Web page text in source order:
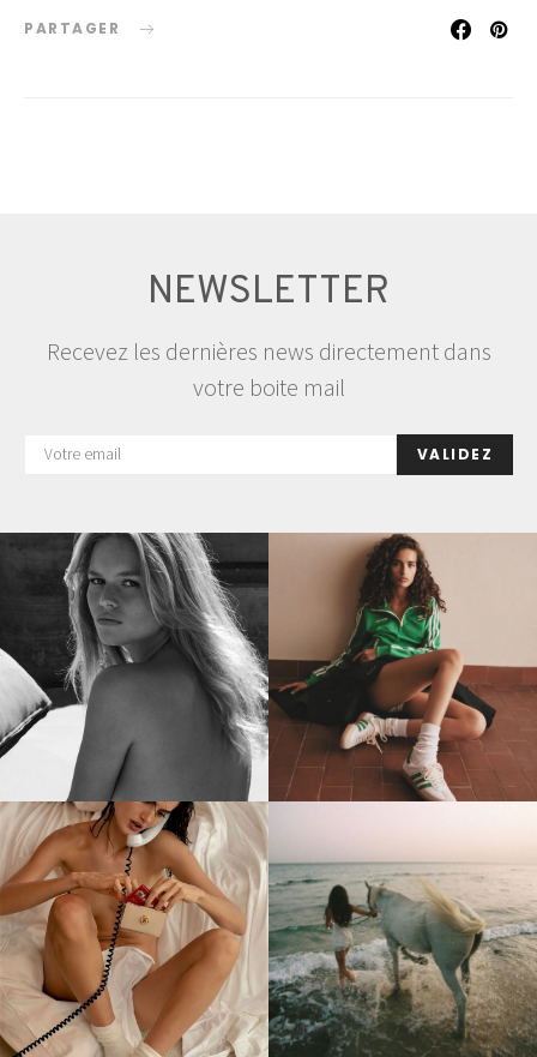
PARTAGER
NEWSLETTER
Recevez les dernières news directement dans
votre boite mail
VALIDEZ